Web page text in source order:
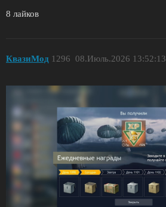
8 лайков
КвазиМод 08.Июль.2026 13:52:13
1296